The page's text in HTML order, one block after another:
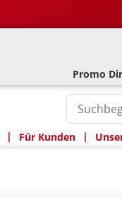
Promo
| Für Kunden |